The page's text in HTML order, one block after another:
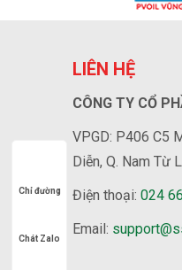
LIÊN HỆ
CÔNG TY CỔ
VPGD: P406 C5
Diễn, Q. Nam Từ
Điện thoại: 024
Email:
Chỉ đường
Chát Zalo